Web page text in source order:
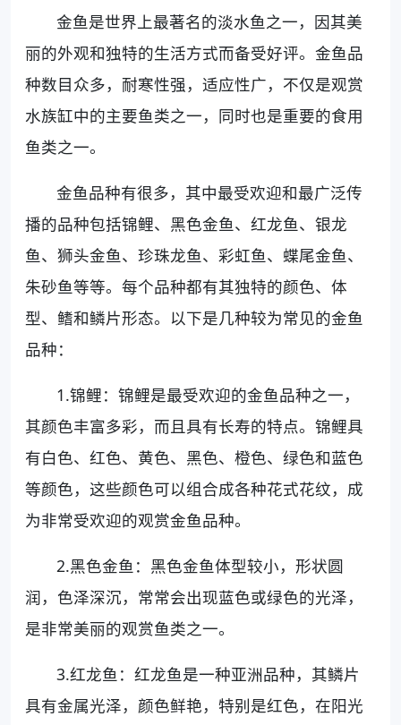
金鱼是世界上最著名的淡水鱼之一，因其美
丽的外观和独特的生活方式而备受好评。金鱼品
种数目众多，耐寒性强，适应性广，不仅是观赏
水族缸中的主要鱼类之一，同时也是重要的食用
鱼类之一。
金鱼品种有很多，其中最受欢迎和最广泛传
播的品种包括锦鲤、黑色金鱼、红龙鱼、银龙
鱼、狮头金鱼、珍珠龙鱼、彩虹鱼、蝶尾金鱼、
朱砂鱼等等。每个品种都有其独特的颜色、体
型、鳍和鳞片形态。以下是几种较为常见的金鱼
品种：
1.锦鲤：锦鲤是最受欢迎的金鱼品种之一，
其颜色丰富多彩，而且具有长寿的特点。锦鲤具
有白色、红色、黄色、黑色、橙色、绿色和蓝色
等颜色，这些颜色可以组合成各种花式花纹，成
为非常受欢迎的观赏金鱼品种。
2.黑色金鱼：黑色金鱼体型较小，形状圆
润，色泽深沉，常常会出现蓝色或绿色的光泽，
是非常美丽的观赏鱼类之一。
3.红龙鱼：红龙鱼是一种亚洲品种，其鳞片
具有金属光泽，颜色鲜艳，特别是红色，在阳光